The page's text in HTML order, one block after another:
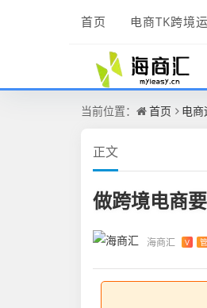
首页 电商TK跨境
当前位置： 首页 电
正文
做跨境电商
海商汇 V